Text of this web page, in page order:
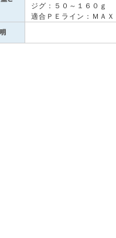
ジグ：５０～１６０ｇ
適合ＰＥライン：ＭＡＸ